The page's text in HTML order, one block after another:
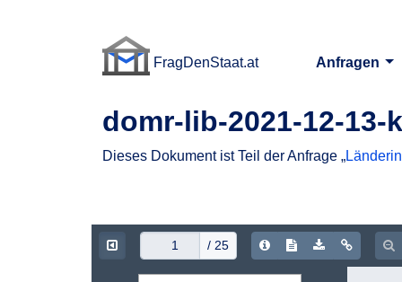
FragDenStaat.at
Anfragen
domr-lib-2021-12-13-
Dieses Dokument ist Teil der Anfrage „
/ 25 Document Info
Show/hide Text
Download
Copy